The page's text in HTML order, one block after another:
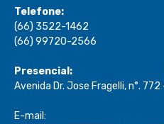
Telefone:
(66) 3522-1462
(66) 99720-2566
Presencial:
Avenida Dr. Jose Fragelli, n°.
E-mail: